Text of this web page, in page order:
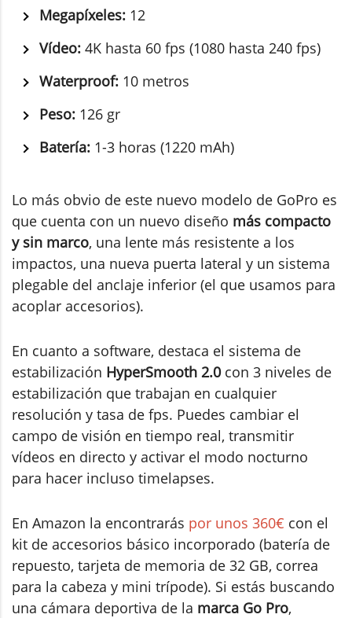
Megapíxeles: 12
Vídeo: 4K hasta 60 fps (1080 hasta 240 fps)
Waterproof: 10 metros
Peso: 126 gr
Batería: 1-3 horas (1220 mAh)
Lo más obvio de este nuevo modelo de GoPro es
que cuenta con un nuevo diseño más compacto
y sin marco, una lente más resistente a los
impactos, una nueva puerta lateral y un sistema
plegable del anclaje inferior (el que usamos para
acoplar accesorios).
En cuanto a software, destaca el sistema de
estabilización HyperSmooth 2.0con 3 niveles de
estabilización que trabajan en cualquier
resolución y tasa de fps. Puedes cambiar el
campo de visión en tiempo real, transmitir
vídeos en directo y activar el modo nocturno
para hacer incluso timelapses.
En Amazon la encontrarás por unos 360€ con el
kit de accesorios básico incorporado (batería de
repuesto, tarjeta de memoria de 32 GB, correa
para la cabeza y mini trípode). Si estás buscando
una cámara deportiva de la marca Go Pro,